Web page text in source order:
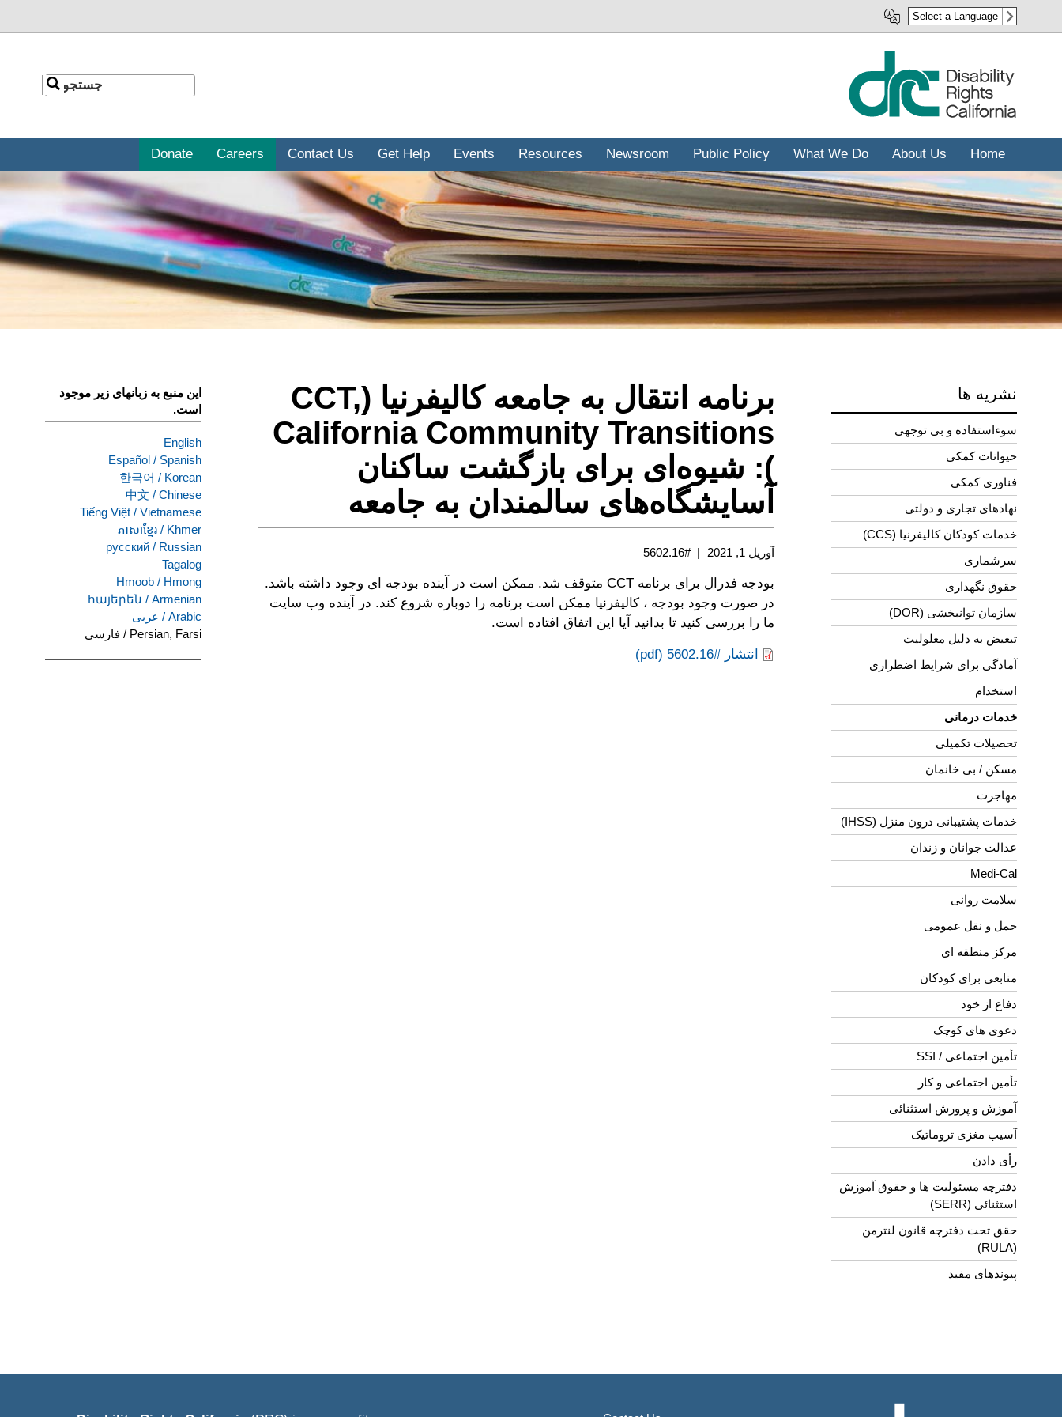
به
Select a Language
جستجو
Home
About Us
What We Do
Public Policy
Newsroom
Resources
Events
Get Help
Contact Us
Careers
Donate
نشریه ها
سوءاستفاده و بی توجهی
حیوانات کمکی
فناوری کمکی
نهادهای تجاری و دولتی
خدمات کودکان کالیفرنیا (CCS)
سرشماری
حقوق نگهداری
سازمان توانبخشی (DOR)
تبعیض به دلیل معلولیت
آمادگی برای شرایط اضطراری
استخدام
خدمات درمانی
تحصیلات تکمیلی
مسکن / بی خانمان
مهاجرت
خدمات پشتیبانی درون منزل (IHSS)
عدالت جوانان و زندان
Medi-Cal
سلامت روانی
حمل و نقل عمومی
مرکز منطقه ای
منابعی برای کودکان
دفاع از خود
دعوی های کوچک
تأمین اجتماعی / SSI
تأمین اجتماعی و کار
آموزش و پرورش استثنائی
آسیب مغزی تروماتیک
رأی دادن
دفترچه مسئولیت ها و حقوق آموزش
استثنائی (SERR)
حقق تحت دفترچه قانون لنترمن
(RULA)
پیوندهای مفید
برنامه انتقال به جامعه کالیفرنیا (CCT,
California Community Transitions
): شیوه‌ای برای بازگشت ساکنان
آسایشگاه‌های سالمندان به جامعه
آوریل 1, 2021 #5602.16
بودجه فدرال برای برنامه CCT متوقف شد. ممکن است در آینده بودجه ای وجود داشته باشد.
در صورت وجود بودجه ، کالیفرنیا ممکن است برنامه را دوباره شروع کند. در آینده وب سایت
ما را بررسی کنید تا بدانید آیا این اتفاق افتاده است.
انتشار #5602.16 (pdf)
این منبع به زبانهای زیر موجود
است.
English
Spanish
/
Español
Korean
/
한국어
Chinese
/
中文
Vietnamese
/
Tiếng Việt
Khmer
/
ភាសាខ្មែរ
Russian
/
русский
Tagalog
Hmong
/
Hmoob
Armenian
/
հայերեն
Arabic
/ عربى
Persian, Farsi
/ فارسی